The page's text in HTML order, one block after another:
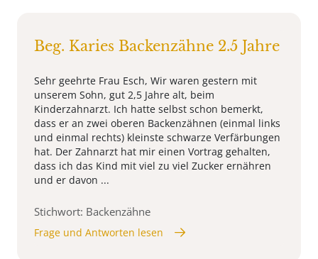
Beg. Karies Backenzähne 2.5 Jahre
Sehr geehrte Frau Esch, Wir waren gestern mit
unserem Sohn, gut 2,5 Jahre alt, beim
Kinderzahnarzt. Ich hatte selbst schon bemerkt,
dass er an zwei oberen Backenzähnen (einmal links
und einmal rechts) kleinste schwarze Verfärbungen
hat. Der Zahnarzt hat mir einen Vortrag gehalten,
dass ich das Kind mit viel zu viel Zucker ernähren
und er davon ...
Stichwort: Backenzähne
Frage und Antworten lesen